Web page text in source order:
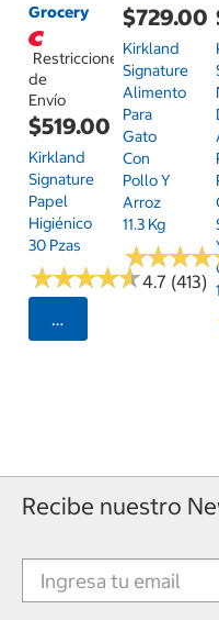
Grocery
Restricciones
de
Envío
$519.00
Kirkland
Signature
Papel
Higiénico
30 Pzas
★★★★★
★★★★★4.7 (413)
Seleccionar Código
$729.00
Kirkland
Signature
Alimento
Para
Gato
Con
Pollo Y
Arroz
11.3 Kg
★★★★
★★★★
Recibe nuestro